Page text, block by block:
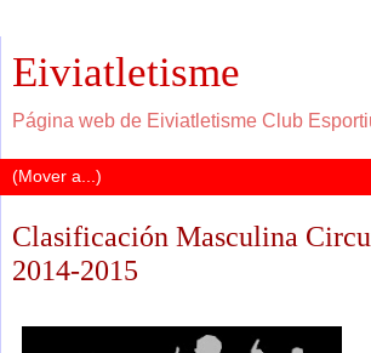
Eiviatletisme
Página web de Eiviatletisme Club
Clasificación Masculina
2014-2015